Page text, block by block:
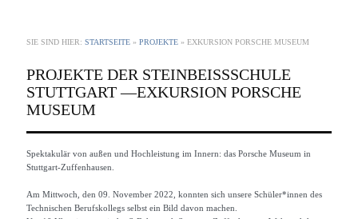
SIE SIND HIER:STARTSEITE »PROJEKTE »EXKURSION PORSCHE MUSEUM
PROJEKTE DER STEINBEISSSCHULE
STUTTGART —EXKURSION PORSCHE
MUSEUM
Spektakulär von außen und Hochleistung im Innern: das Porsche Museum in
Stuttgart-Zuffenhausen.
Am Mittwoch, den 09. November 2022, konnten sich unsere Schüler*innen des
Technischen Berufskollegs selbst ein Bild davon machen.